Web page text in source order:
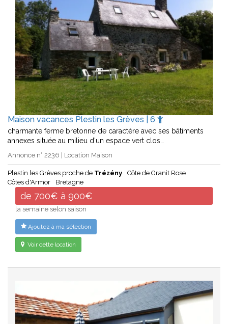
Maison vacances Plestin les Grèves | 6
charmante ferme bretonne de caractère avec ses bâtiments
annexes située au milieu d'un espace vert clos…
Annonce n° 2236 | Location Maison
Plestin les Grèves proche de Trézény
Côte de Granit Rose
Côtes d'Armor
Bretagne
de 700€ à 900€
la semaine selon saison
Ajoutez à ma sélection
Voir cette location